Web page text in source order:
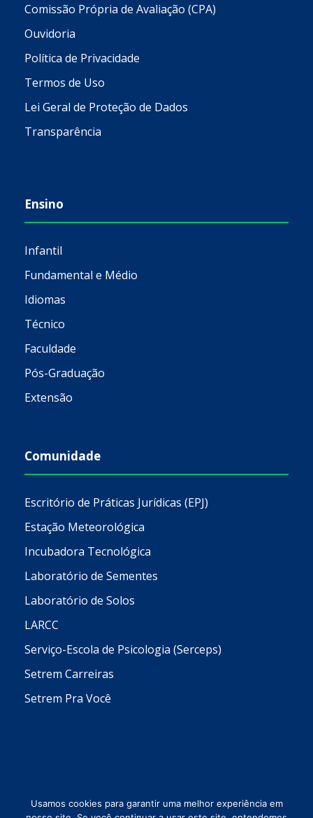
Comissão Própria de Avaliação (CPA)
Ouvidoria
Política de Privacidade
Termos de Uso
Lei Geral de Proteção de Dados
Transparência
Ensino
Infantil
Fundamental e Médio
Idiomas
Técnico
Faculdade
Pós-Graduação
Extensão
Comunidade
Escritório de Práticas Jurídicas (EPJ)
Estação Meteorológica
Incubadora Tecnológica
Laboratório de Sementes
Laboratório de Solos
LARCC
Serviço-Escola de Psicologia (Serceps)
Setrem Carreiras
Setrem Pra Você
Usamos cookies para garantir uma melhor experiência em